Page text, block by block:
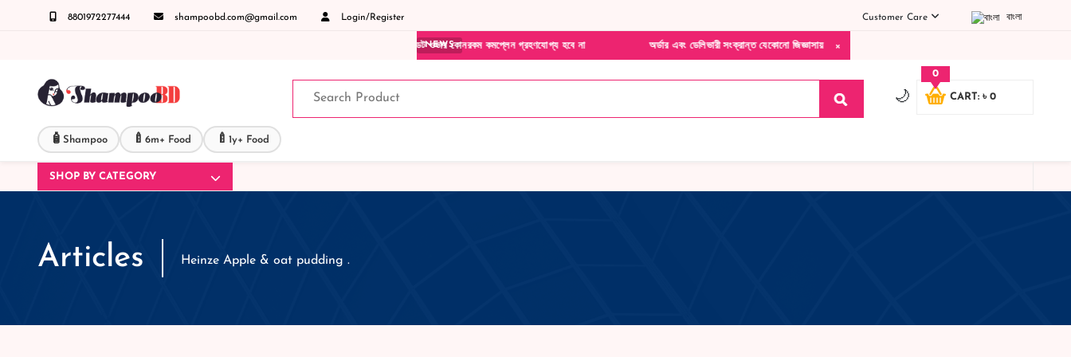
8801972277444 shampoobd.com@gmail.com Login/Register বাংলা
Customer Care
×
NEWS
হাতে নিয়ে দেখে টাকা দিবেন ডেলিভারি ম্যান চলে যাওয়ার পরে কোনরকম পণ্য ভেঙে গেছে নষ্ট খারাপ ডেট ওভার কোনরকম কমপ্লেন গ্রহণযোগ্য হবে না অর্ডার এবং ডেলিভারী সংক্রান্ত যেকোনো জিজ্ঞাসায় কল করুনঃ ( IMO + Whatsapp ) +8801972277444 সহজে অর্ডার
🌙 CART: ৳ 0
0
🧴 Shampoo 🍼 6m+ Food 🍼 1y+ Food
SHOP BY CATEGORY
Articles Heinze Apple & oat pudding .